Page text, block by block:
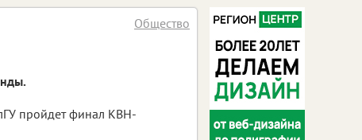
Общество
пройдет финал КВН-